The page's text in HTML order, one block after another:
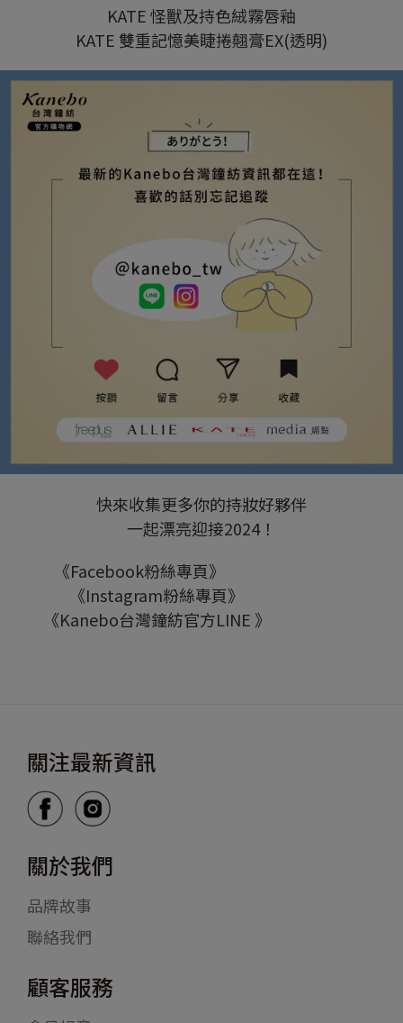
KATE 怪獸及持色絨霧唇釉
KATE 雙重記憶美睫捲翹膏EX(透明)
快來收集更多你的持妝好夥伴
一起漂亮迎接2024！
《Facebook粉絲專頁》
《Instagram粉絲專頁》
《Kanebo台灣鐘紡官方LINE 》
關注最新資訊
關於我們
品牌故事
聯絡我們
顧客服務